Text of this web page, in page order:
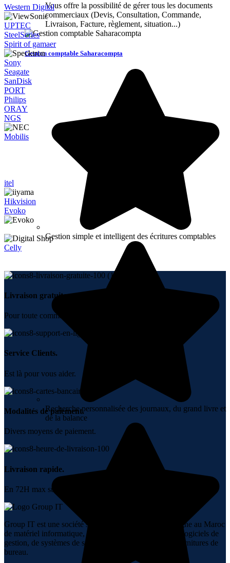
Vous offre la possibilité de gérer tous les documents
commerciaux (Devis, Consultation, Commande,
Livraison, Facture, règlement, situation...)
Gestion comptable Saharacompta
Gestion simple et intelligent des écritures comptables
Recherche personnalisée des journaux, du grand livre et
de la balance
Western Digital
UPTEC
SteelSeries
Spirit of gamaer
Sony
Seagate
SanDisk
PORT
Philips
ORAY
NGS
Mobilis
itel
Hikvision
Evoko
Celly
Livraison gratuite.
Pour toute commande + 10000 DH.
Service Clients.
Est là pour vous aider.
Modalités de paiement.
Divers moyens de paiement.
Livraison rapide.
En 72H max sur tout le Maroc.
Group IT est une société spécialisée dans la vente en ligne au Maroc
de matériel informatique, de réseaux, de téléphonie, de logiciels de
gestion, de systèmes de sécurité, d’audiovisuel et de fournitures de
bureau.